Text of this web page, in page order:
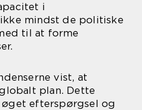
i
mindst de politiske
til at forme
vist, at
plan. Dette
efterspørgsel og